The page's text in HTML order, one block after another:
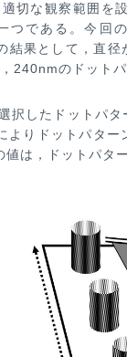
切な観察範囲を
つである。今回
結果として，直
240nmのドット
択したドットパ
よりドットパター
値は，ドットパタ